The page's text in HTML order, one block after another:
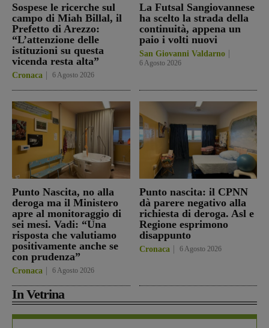
Sospese le ricerche sul
campo di Miah Billal, il
Prefetto di Arezzo:
“L’attenzione delle
istituzioni su questa
vicenda resta alta”
Cronaca 6 Agosto 2026
La Futsal Sangiovannese
ha scelto la strada della
continuità, appena un
paio i volti nuovi
San Giovanni Valdarno
6 Agosto 2026
Punto Nascita, no alla
deroga ma il Ministero
apre al monitoraggio di
sei mesi. Vadi: “Una
risposta che valutiamo
positivamente anche se
con prudenza”
Cronaca 6 Agosto 2026
Punto nascita: il CPNN
dà parere negativo alla
richiesta di deroga. Asl e
Regione esprimono
disappunto
Cronaca 6 Agosto 2026
In Vetrina